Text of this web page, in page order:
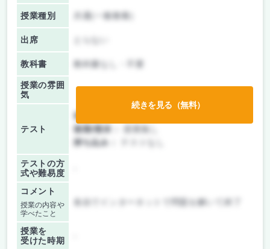
授業種別 共通(一般教養)
出席
教科書 教科書なし・不要
授業の雰囲
気
テスト
前期/中間：
後期/期末：
授業無し
持ち込み：
テストの方
式や難易度
コメント
授業の内容や
学べたこと
各自でインターネットで問題を解いて終了
授業を
受けた時期
続きを見る（無料）